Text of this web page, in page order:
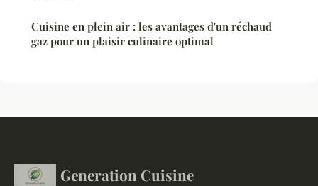
Cuisine en plein air : les avantages d'un réchaud
gaz pour un plaisir culinaire optimal
Generation Cuisine